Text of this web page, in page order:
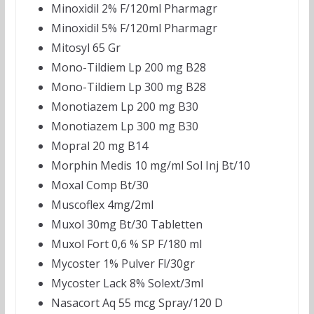
Minoxidil 2% F/120ml Pharmagr
Minoxidil 5% F/120ml Pharmagr
Mitosyl 65 Gr
Mono-Tildiem Lp 200 mg B28
Mono-Tildiem Lp 300 mg B28
Monotiazem Lp 200 mg B30
Monotiazem Lp 300 mg B30
Mopral 20 mg B14
Morphin Medis 10 mg/ml Sol Inj Bt/10
Moxal Comp Bt/30
Muscoflex 4mg/2ml
Muxol 30mg Bt/30 Tabletten
Muxol Fort 0,6 % SP F/180 ml
Mycoster 1% Pulver Fl/30gr
Mycoster Lack 8% Solext/3ml
Nasacort Aq 55 mcg Spray/120 D